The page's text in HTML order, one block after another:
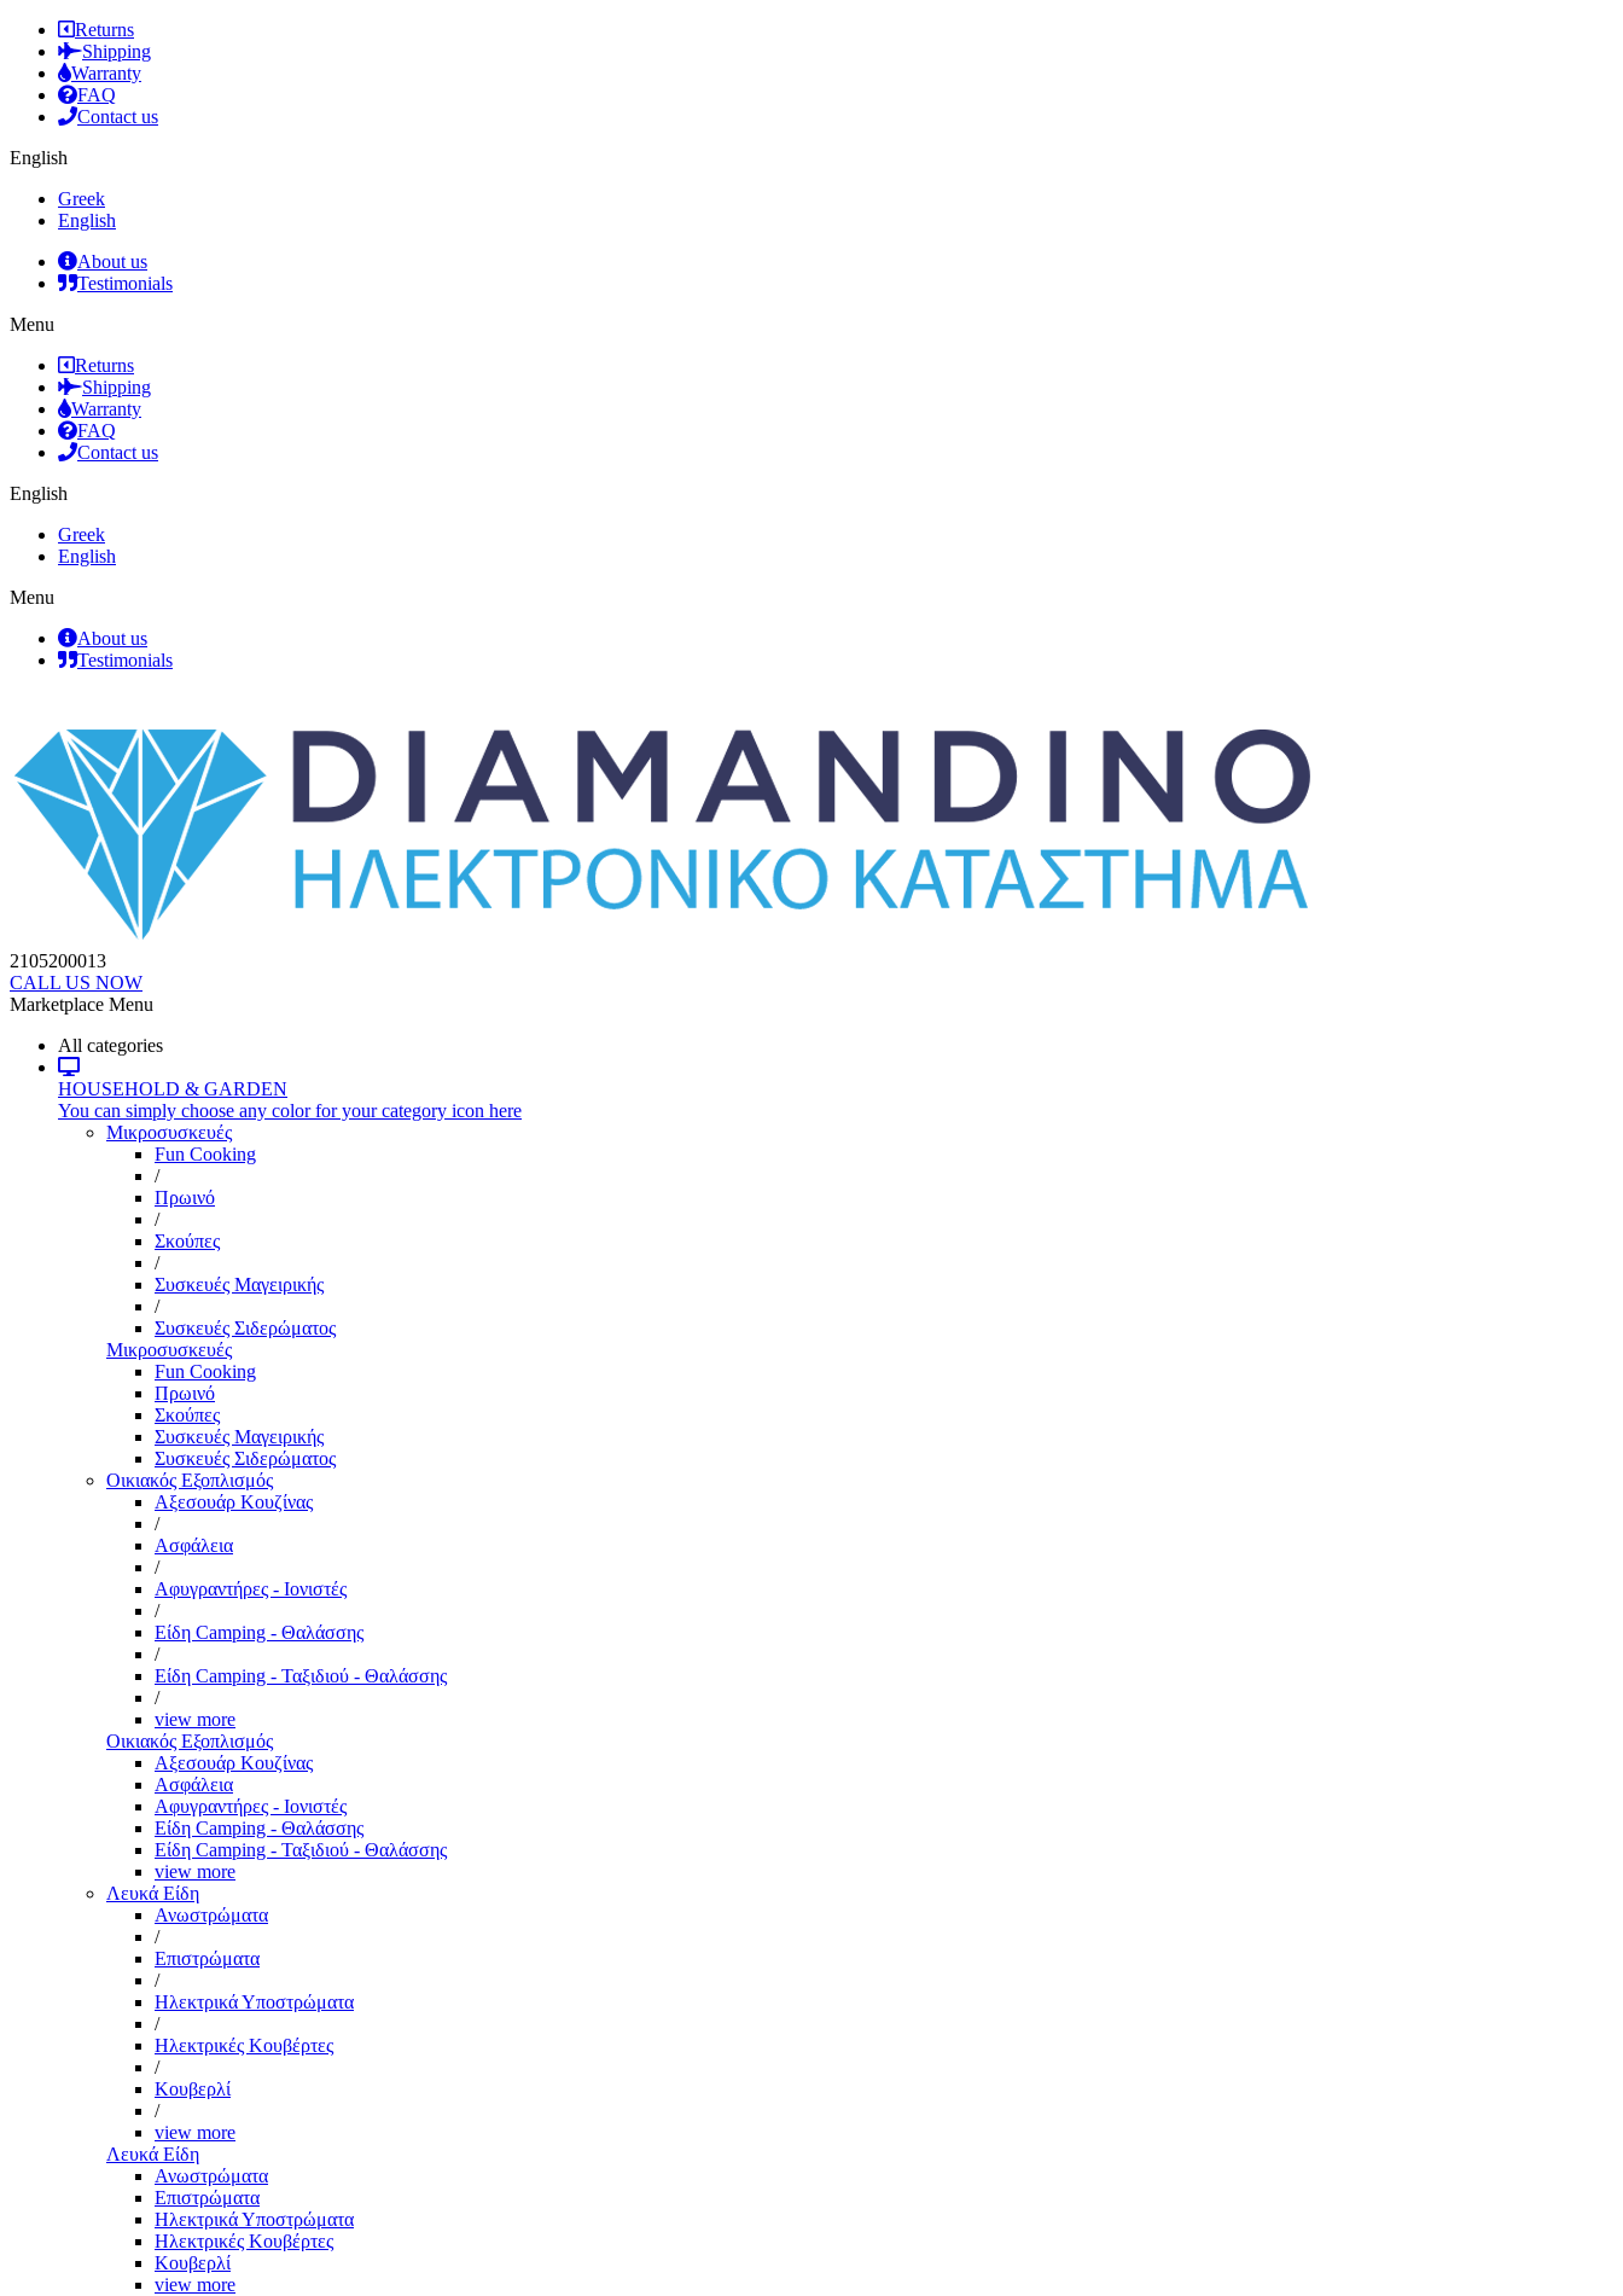
Returns
Shipping
Warranty
FAQ
Contact us
English
Greek
English
About us
Testimonials
Menu
Returns
Shipping
Warranty
FAQ
Contact us
English
Greek
English
Menu
About us
Testimonials
2105200013
CALL US NOW
Marketplace Menu
All categories
HOUSEHOLD & GARDEN
You can simply choose any color for your category icon here
Μικροσυσκευές
Fun Cooking
/
Πρωινό
/
Σκούπες
/
Συσκευές Μαγειρικής
/
Συσκευές Σιδερώματος
Μικροσυσκευές
Fun Cooking
Πρωινό
Σκούπες
Συσκευές Μαγειρικής
Συσκευές Σιδερώματος
Οικιακός Εξοπλισμός
Αξεσουάρ Κουζίνας
/
Ασφάλεια
/
Αφυγραντήρες - Ιονιστές
/
Είδη Camping - Θαλάσσης
/
Είδη Camping - Ταξιδιού - Θαλάσσης
/
view more
Οικιακός Εξοπλισμός
Αξεσουάρ Κουζίνας
Ασφάλεια
Αφυγραντήρες - Ιονιστές
Είδη Camping - Θαλάσσης
Είδη Camping - Ταξιδιού - Θαλάσσης
view more
Λευκά Είδη
Ανωστρώματα
/
Επιστρώματα
/
Ηλεκτρικά Υποστρώματα
/
Ηλεκτρικές Κουβέρτες
/
Κουβερλί
/
view more
Λευκά Είδη
Ανωστρώματα
Επιστρώματα
Ηλεκτρικά Υποστρώματα
Ηλεκτρικές Κουβέρτες
Κουβερλί
view more